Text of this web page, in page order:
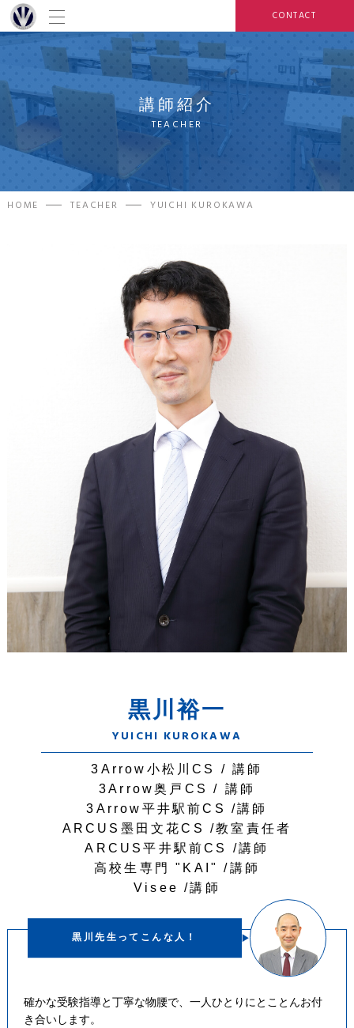
CONTACT
講師紹介
TEACHER
HOME TEACHER YUICHI KUROKAWA
黒川裕一
YUICHI KUROKAWA
3Arrow小松川CS /講師
3Arrow奥戸CS / 講師
3Arrow平井駅前CS /講師
ARCUS墨田文花CS /教室責任者
ARCUS平井駅前CS /講師
高校生専門 "KAI" / 講師
Visee /講師
黒川先生ってこんな人！
確かな受験指導と丁寧な物腰で、一人ひとりにとことんお付
き合いします。